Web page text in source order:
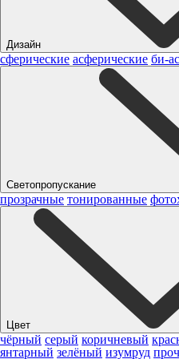
Дизайн
сферические асферические би-
Светопропускание
прозрачные тонированные
Цвет
чёрный серый коричневый
янтарный зелёный изумруд